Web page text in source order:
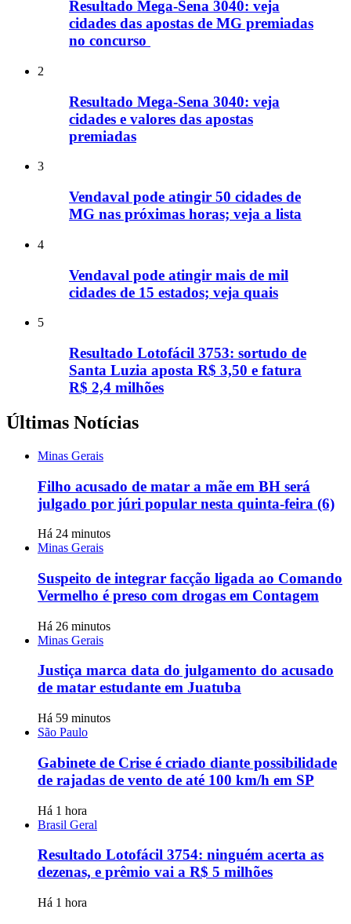
Resultado Mega-Sena 3040: veja
cidades das apostas de MG premiadas
no concurso
2
Resultado Mega-Sena 3040: veja
cidades e valores das apostas
premiadas
3
Vendaval pode atingir 50 cidades de
MG nas próximas horas; veja a lista
4
Vendaval pode atingir mais de mil
cidades de 15 estados; veja quais
5
Resultado Lotofácil 3753: sortudo de
Santa Luzia aposta R$ 3,50 e fatura
R$ 2,4 milhões
Últimas Notícias
Minas Gerais
Filho acusado de matar a mãe em BH será
julgado por júri popular nesta quinta-feira (6)
Há 24 minutos
Minas Gerais
Suspeito de integrar facção ligada ao Comando
Vermelho é preso com drogas em Contagem
Há 26 minutos
Minas Gerais
Justiça marca data do julgamento do acusado
de matar estudante em Juatuba
Há 59 minutos
São Paulo
Gabinete de Crise é criado diante possibilidade
de rajadas de vento de até 100 km/h em SP
Há 1 hora
Brasil Geral
Resultado Lotofácil 3754: ninguém acerta as
dezenas, e prêmio vai a R$ 5 milhões
Há 1 hora